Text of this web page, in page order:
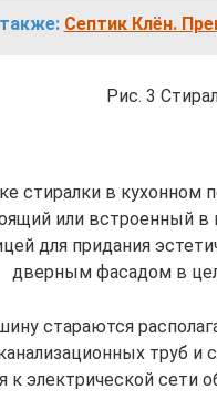
Септик Клён.
Рис. 3
стиралки в
или встроенный
для придания
дверным фасадом в
стараются
труб и
к электрической сети